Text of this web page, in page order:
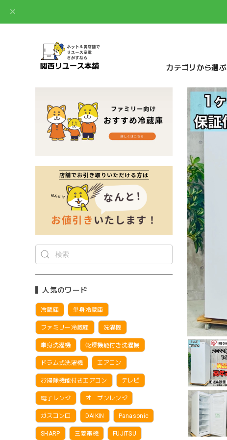
カテゴリから選ぶ
人気のワード
冷蔵庫 単身冷蔵庫
ファミリー冷蔵庫 洗濯機
単身洗濯機 乾燥機能付き洗濯機
ドラム式洗濯機 エアコン
お掃除機能付きエアコン テレビ
電子レンジ オーブンレンジ
ガスコンロ DAIKIN Panasonic
SHARP 三菱電機 FUJITSU